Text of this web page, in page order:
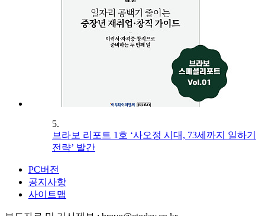
5.
브라보 리포트 1호 ‘사오정 시대, 73세까지 일하기
전략’ 발간
PC버전
공지사항
사이트맵